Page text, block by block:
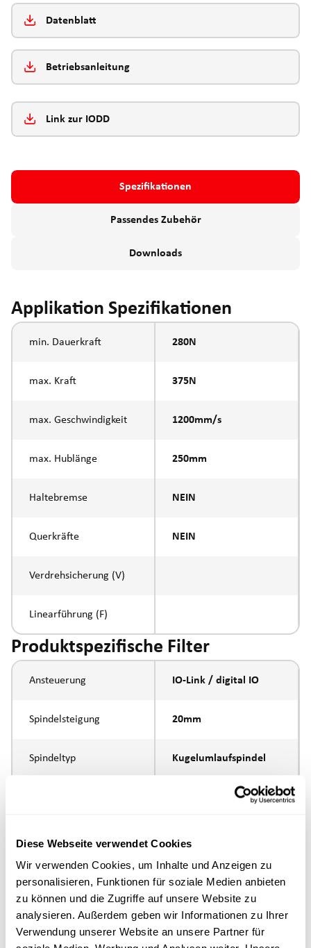
Diese Webseite verwendet Cookies
Wir verwenden Cookies, um Inhalte und Anzeigen zu
personalisieren, Funktionen für soziale Medien anbieten
zu können und die Zugriffe auf unsere Website zu
analysieren. Außerdem geben wir Informationen zu Ihrer
Verwendung unserer Website an unsere Partner für
Datenblatt
Betriebsanleitung
Link zur IODD
Spezifikationen
Passendes Zubehör
Downloads
Applikation Spezifikationen
min. Dauerkraft 280N
max. Kraft 375N
max. Geschwindigkeit 1200mm/s
max. Hublänge 250mm
Haltebremse NEIN
Querkräfte NEIN
Verdrehsicherung (V)
Linearführung (F)
Produktspezifische Filter
Ansteuerung IO-Link / digital IO
Spindelsteigung 20mm
Spindeltyp Kugelumlaufspindel
Innengewinde M10
Positioniergenauigkeit +/- 0.1 mm